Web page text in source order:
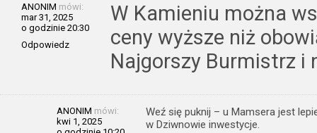
ANONIM mówi:
mar 31, 2025
o godzinie 20:30
Odpowiedz
W Kamieniu można
ceny wyższe niż
Najgorszy Burmistrz i
ANONIM mówi:
kwi 1, 2025
Weź się puknij – u Mamsera jest
w Dziwnowie inwestycje.